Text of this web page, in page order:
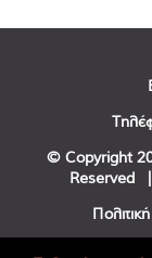
© Copyright
Reserved |